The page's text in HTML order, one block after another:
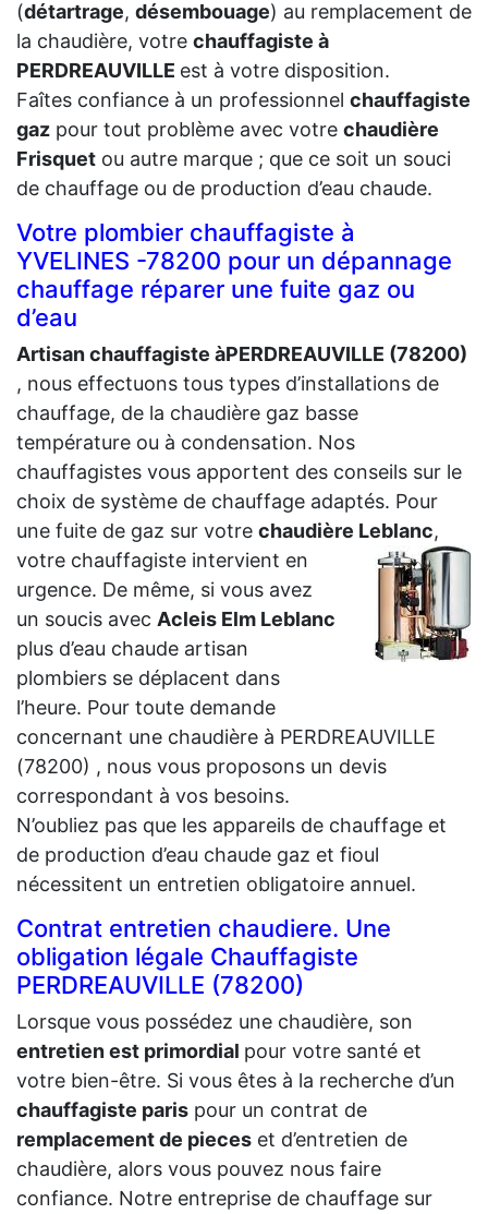
(détartrage, désembouage) au remplacement de
la chaudière, votre chauffagiste à
PERDREAUVILLE est à votre disposition.
Faîtes confiance à un professionnel chauffagiste
gaz pour tout problème avec votre chaudière
Frisquet ou autre marque ; que ce soit un souci
de chauffage ou de production d’eau chaude.
Votre plombier chauffagiste à
YVELINES -78200 pour un dépannage
chauffage réparer une fuite gaz ou
d’eau
Artisan chauffagiste àPERDREAUVILLE (78200)
, nous effectuons tous types d’installations de
chauffage, de la chaudière gaz basse
température ou à condensation. Nos
chauffagistes vous apportent des conseils sur le
choix de système de chauffage adaptés. Pour
une fuite de gaz sur votre chaudière Leblanc,
votre chauffagiste intervient en
urgence. De même, si vous avez
un soucis avec Acleis Elm Leblanc
plus d’eau chaude artisan
plombiers se déplacent dans
l’heure. Pour toute demande
concernant une chaudière à PERDREAUVILLE
(78200) , nous vous proposons un devis
correspondant à vos besoins.
N’oubliez pas que les appareils de chauffage et
de production d’eau chaude gaz et fioul
nécessitent un entretien obligatoire annuel.
Contrat entretien chaudiere. Une
obligation légale Chauffagiste
PERDREAUVILLE (78200)
Lorsque vous possédez une chaudière, son
entretien est primordial pour votre santé et
votre bien-être. Si vous êtes à la recherche d’un
chauffagiste paris pour un contrat de
remplacement de pieces et d’entretien de
chaudière, alors vous pouvez nous faire
confiance. Notre entreprise de chauffage sur